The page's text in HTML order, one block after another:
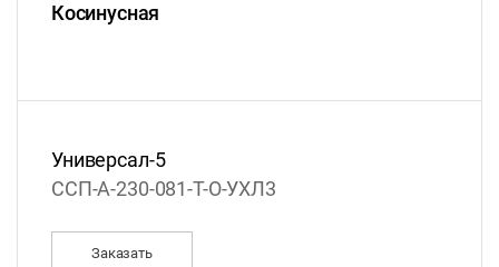
Косинусная
Универсал-5
ССП-А-230-081-Т-О-УХЛ3
Заказать